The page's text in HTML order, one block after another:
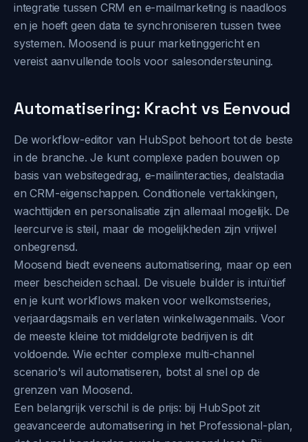
integratie tussen CRM en e-mailmarketing is naadloos
en je hoeft geen data te synchroniseren tussen twee
systemen. Moosend is puur marketinggericht en
vereist aanvullende tools voor salesondersteuning.
Automatisering: Kracht vs Eenvoud
De workflow-editor van HubSpot behoort tot de beste
in de branche. Je kunt complexe paden bouwen op
basis van websitegedrag, e-mailinteracties, dealstadia
en CRM-eigenschappen. Conditionele vertakkingen,
wachttijden en personalisatie zijn allemaal mogelijk. De
leercurve is steil, maar de mogelijkheden zijn vrijwel
onbegrensd.
Moosend biedt eveneens automatisering, maar op een
meer bescheiden schaal. De visuele builder is intuïtief
en je kunt workflows maken voor welkomstseries,
verjaardagsmails en verlaten winkelwagenmails. Voor
de meeste kleine tot middelgrote bedrijven is dit
voldoende. Wie echter complexe multi-channel
scenario's wil automatiseren, botst al snel op de
grenzen van Moosend.
Een belangrijk verschil is de prijs: bij HubSpot zit
geavanceerde automatisering in het Professional-plan,